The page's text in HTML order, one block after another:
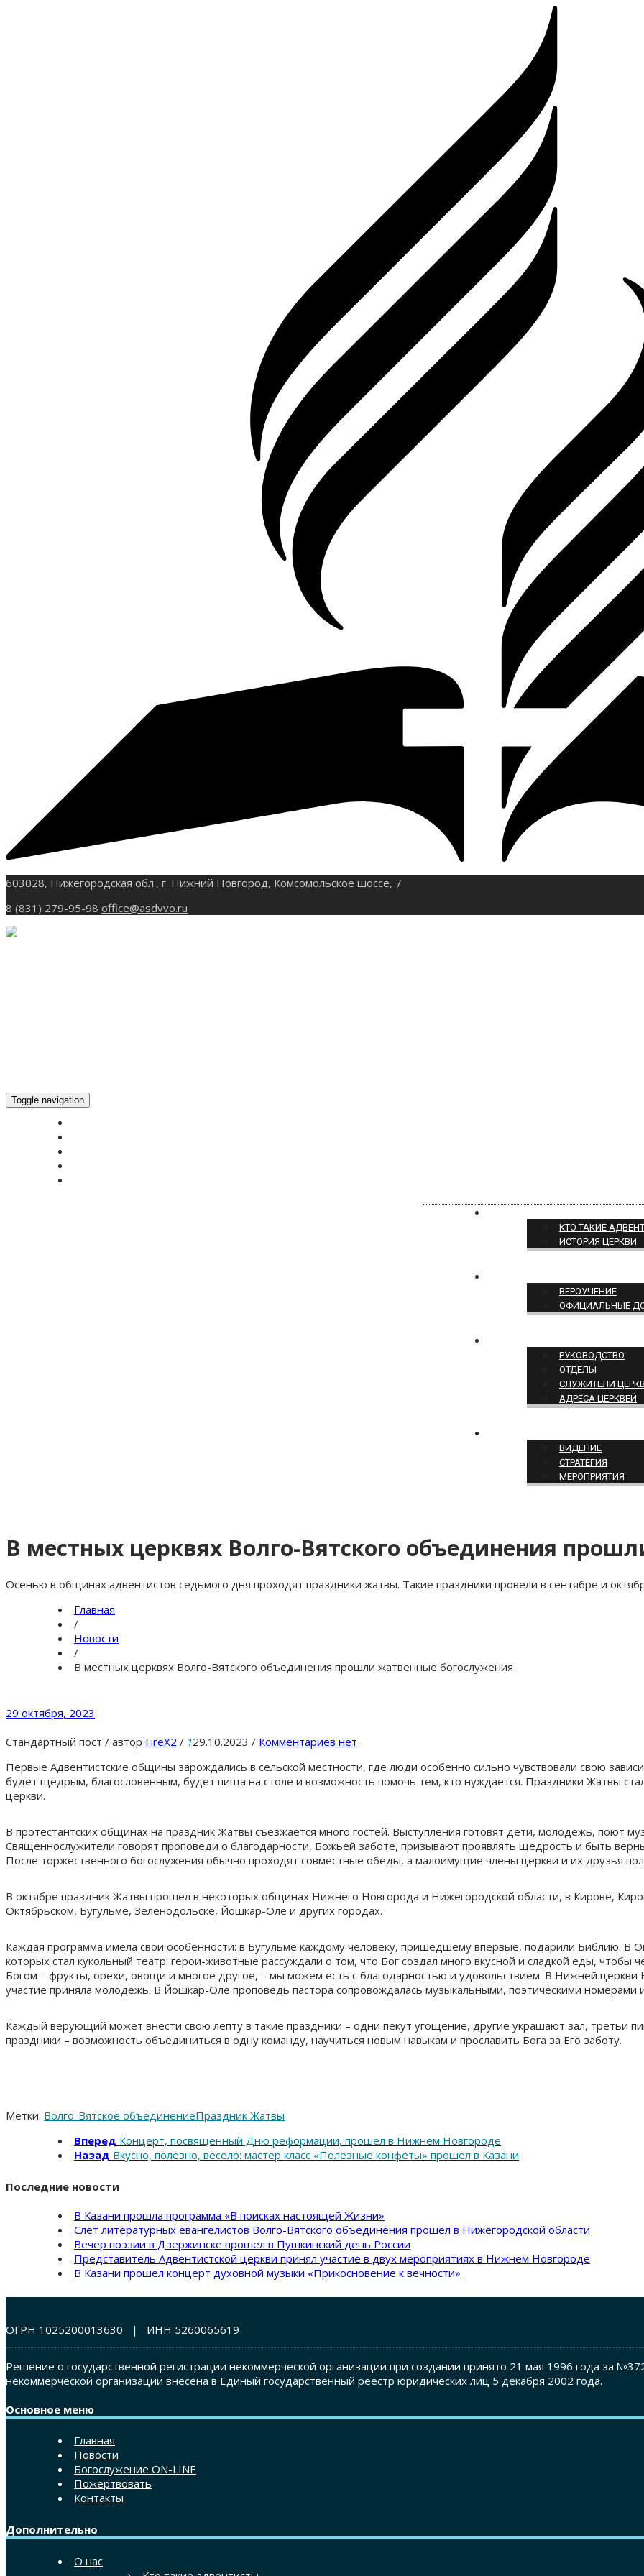
603028, Нижегородская обл., г. Нижний Новгород, Комсомольское шоссе, 7
8 (831) 279-95-98 office@asdvvo.ru
Toggle navigation
КТО ТАКИЕ
ИСТОРИЯ ЦЕРКВИ
ВЕРОУЧЕНИЕ
ОФИЦИАЛЬНЫЕ
РУКОВОДСТВО
ОТДЕЛЫ
СЛУЖИТЕЛИ
АДРЕСА ЦЕРКВЕЙ
ВИДЕНИЕ
СТРАТЕГИЯ
МЕРОПРИЯТИЯ
В местных церквях Волго-Вятского объединения
Осенью в общинах адвентистов седьмого дня проходят праздники жатвы. Такие праздники провели в сентябре и
Главная
/
Новости
/
В местных церквях Волго-Вятского объединения прошли жатвенные богослужения
29 октября, 2023
Стандартный пост / автор FireX2 / 129.10.2023 / Комментариев нет
Первые Адвентистские общины зарождались в сельской местности, где люди особенно сильно чувствовали свою
будет щедрым, благословенным, будет пища на столе и возможность помочь тем, кто нуждается. Праздники Жатвы
церкви.
В протестантских общинах на праздник Жатвы съезжается много гостей. Выступления готовят дети, молодежь, поют
Священнослужители говорят проповеди о благодарности, Божьей заботе, призывают проявлять щедрость и быть
После торжественного богослужения обычно проходят совместные обеды, а малоимущие члены церкви и их друзья
В октябре праздник Жатвы прошел в некоторых общинах Нижнего Новгорода и Нижегородской области, в Кирове,
Октябрьском, Бугульме, Зеленодольске, Йошкар-Оле и других городах.
Каждая программа имела свои особенности: в Бугульме каждому человеку, пришедшему впервые, подарили Библию. В
которых стал кукольный театр: герои-животные рассуждали о том, что Бог создал много вкусной и сладкой еды, чтобы
Богом – фрукты, орехи, овощи и многое другое, – мы можем есть с благодарностью и удовольствием. В Нижней
участие приняла молодежь. В Йошкар-Оле проповедь пастора сопровождалась музыкальными, поэтическими номерами
Каждый верующий может внести свою лепту в такие праздники – одни пекут угощение, другие украшают зал, третьи
праздники – возможность объединиться в одну команду, научиться новым навыкам и прославить Бога за Его заботу.
Метки: Волго-Вятское объединениеПраздник Жатвы
Вперед Концерт, посвященный Дню реформации, прошел в Нижнем Новгороде
Назад Вкусно, полезно, весело: мастер класс «Полезные конфеты» прошел в Казани
Последние новости
В Казани прошла программа «В поисках настоящей Жизни»
Слет литературных евангелистов Волго-Вятского объединения прошел в Нижегородской области
Вечер поэзии в Дзержинске прошел в Пушкинский день России
Представитель Адвентистской церкви принял участие в двух мероприятиях в Нижнем Новгороде
В Казани прошел концерт духовной музыки «Прикосновение к вечности»
ОГРН 1025200013630 | ИНН 5260065619
Решение о государственной регистрации некоммерческой организации при создании принято 21 мая 1996 года за
некоммерческой организации внесена в Единый государственный реестр юридических лиц 5 декабря 2002 года.
Основное меню
Главная
Новости
Богослужение ON-LINE
Пожертвовать
Контакты
Дополнительно
О нас